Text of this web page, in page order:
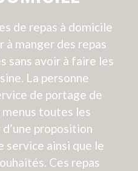
nécessaires :
PORTES
RAMPE
DOUCHE